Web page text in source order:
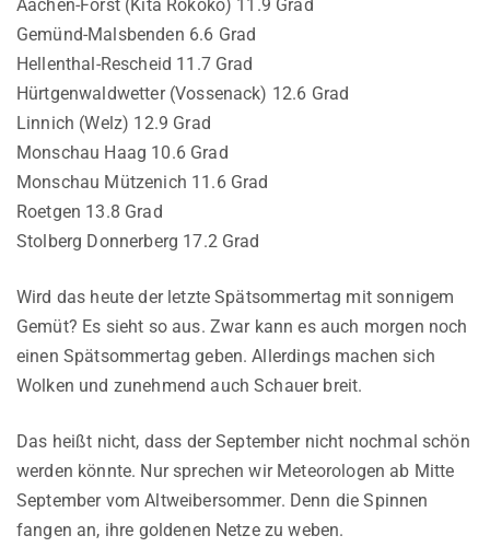
Aachen-Forst (Kita Rokoko) 11.9 Grad
Gemünd-Malsbenden 6.6 Grad
Hellenthal-Rescheid 11.7 Grad
Hürtgenwaldwetter (Vossenack) 12.6 Grad
Linnich (Welz) 12.9 Grad
Monschau Haag 10.6 Grad
Monschau Mützenich 11.6 Grad
Roetgen 13.8 Grad
Stolberg Donnerberg 17.2 Grad
Wird das heute der letzte Spätsommertag mit sonnigem
Gemüt? Es sieht so aus. Zwar kann es auch morgen noch
einen Spätsommertag geben. Allerdings machen sich
Wolken und zunehmend auch Schauer breit.
Das heißt nicht, dass der September nicht nochmal schön
werden könnte. Nur sprechen wir Meteorologen ab Mitte
September vom Altweibersommer. Denn die Spinnen
fangen an, ihre goldenen Netze zu weben.